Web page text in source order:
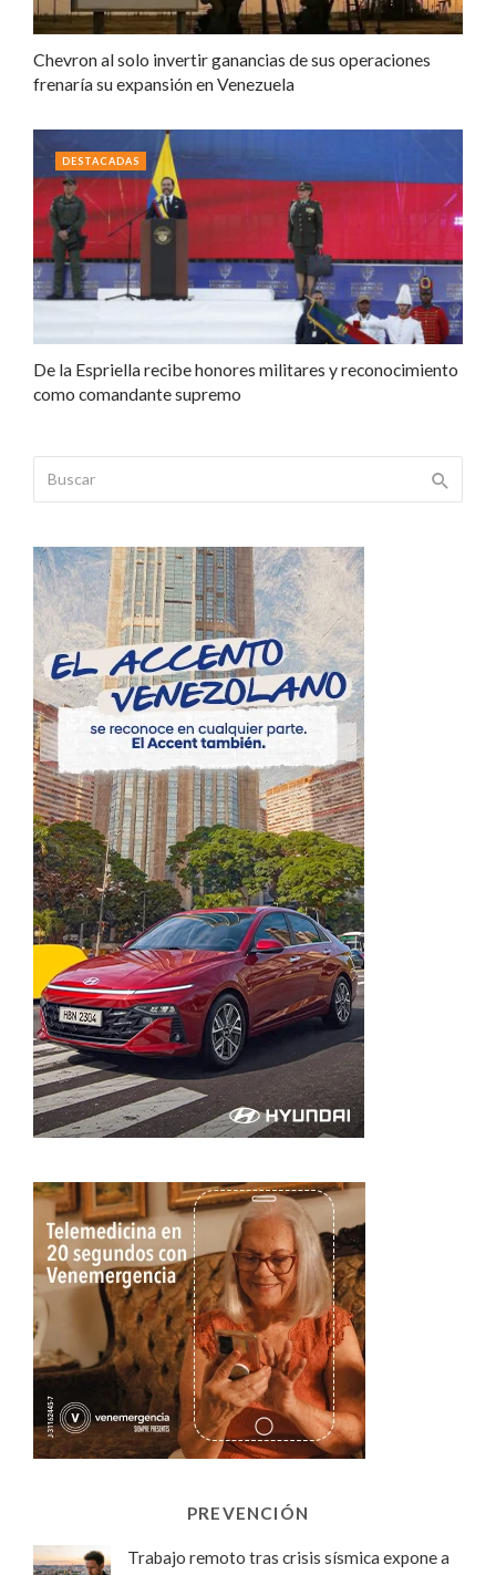
Chevron al solo invertir ganancias de sus operaciones
frenaría su expansión en Venezuela
De la Espriella recibe honores militares y reconocimiento
como comandante supremo
DESTACADAS
PREVENCIÓN
Trabajo remoto tras crisis sísmica expone a